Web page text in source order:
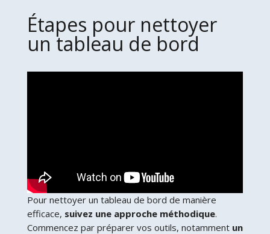
Étapes pour nettoyer
un tableau de bord
Pour nettoyer un tableau de bord de manière
efficace, suivez une approche méthodique.
Commencez par préparer vos outils, notamment un